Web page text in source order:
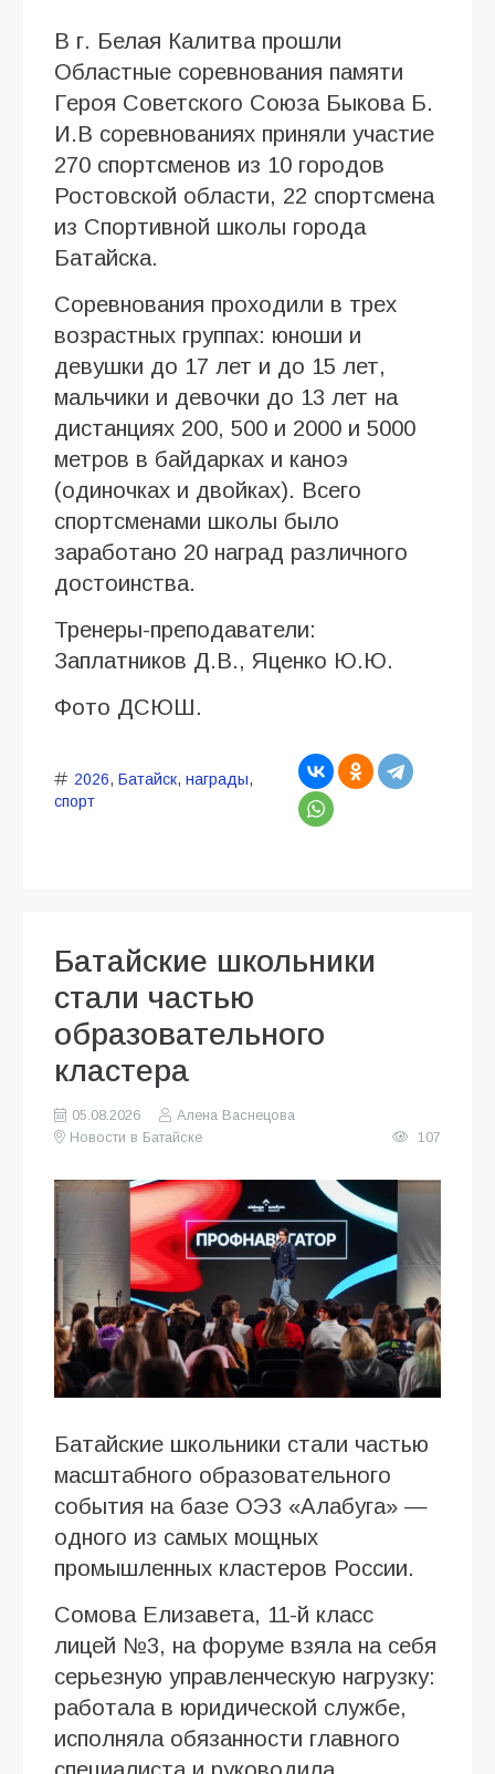
В г. Белая Калитва прошли
Областные соревнования памяти
Героя Советского Союза Быкова Б.
И.В соревнованиях приняли участие
270 спортсменов из 10 городов
Ростовской области, 22 спортсмена
из Спортивной школы города
Батайска.
Соревнования проходили в трех
возрастных группах: юноши и
девушки до 17 лет и до 15 лет,
мальчики и девочки до 13 лет на
дистанциях 200, 500 и 2000 и 5000
метров в байдарках и каноэ
(одиночках и двойках). Всего
спортсменами школы было
заработано 20 наград различного
достоинства.
Тренеры-преподаватели:
Заплатников Д.В., Яценко Ю.Ю.
Фото ДСЮШ.
2026, Батайск, награды,
спорт
Батайские школьники
стали частью
образовательного
кластера
05.08.2026
Алена Васнецова
Новости в Батайске
107
Батайские школьники стали частью
масштабного образовательного
события на базе ОЭЗ «Алабуга» —
одного из самых мощных
промышленных кластеров России.
Сомова Елизавета, 11-й класс
лицей №3, на форуме взяла на себя
серьезную управленческую нагрузку:
работала в юридической службе,
исполняла обязанности главного
специалиста и руководила